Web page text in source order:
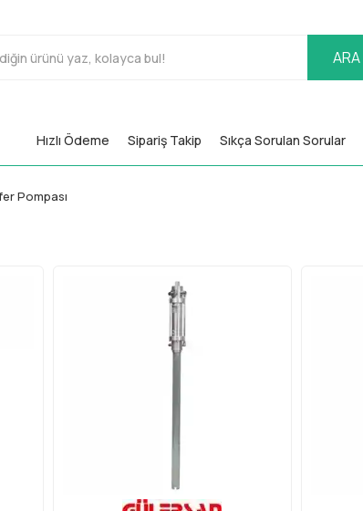
ARA
Hızlı Ödeme Sipariş Takip Sıkça Sorulan Sorular
Pompası